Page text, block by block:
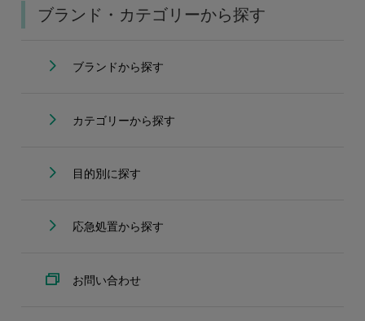
ブランド・カテゴリーから探す
ブランドから探す
カテゴリーから探す
目的別に探す
応急処置から探す
お問い合わせ